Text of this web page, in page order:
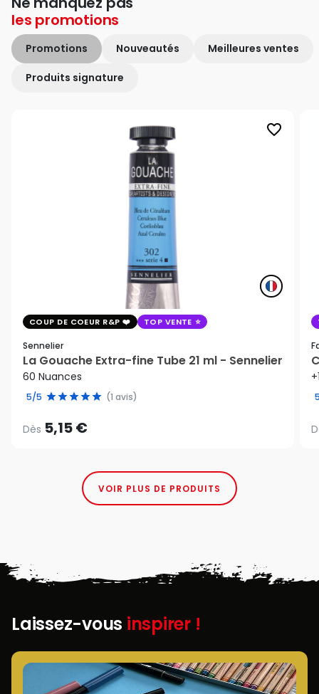
les promotions
Promotions Nouveautés Meilleures ventes
Produits signature
favorite_border
COUP DE COEUR R&P TOP VENTE
Sennelier
La Gouache Extra-fine Tube 21 ml - Sennelier
60 Nuances
5/5 (1 avis)
Dès 5,15 €
VOIR PLUS DE PRODUITS
Laissez-vous inspirer !